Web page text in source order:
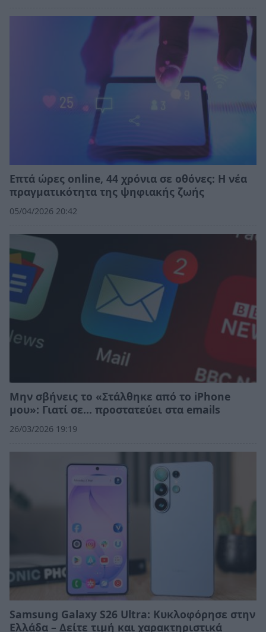
Επτά ώρες online, 44 χρόνια σε οθόνες: Η νέα
πραγματικότητα της ψηφιακής ζωής
05/04/2026 20:42
Μην σβήνεις το «Στάλθηκε από το iPhone
μου»: Γιατί σε… προστατεύει στα emails
26/03/2026 19:19
Samsung Galaxy S26 Ultra: Κυκλοφόρησε στην
Ελλάδα – Δείτε τιμή και χαρακτηριστικά